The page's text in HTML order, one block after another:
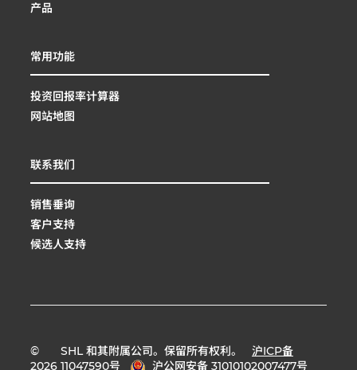
产品
常用功能
投资回报率计算器
网站地图
联系我们
销售垂询
客户支持
候选人支持
©
2026
SHL 和其附属公司。保留所有权利。 沪ICP备
11047590号
沪公网安备 31010102007477号